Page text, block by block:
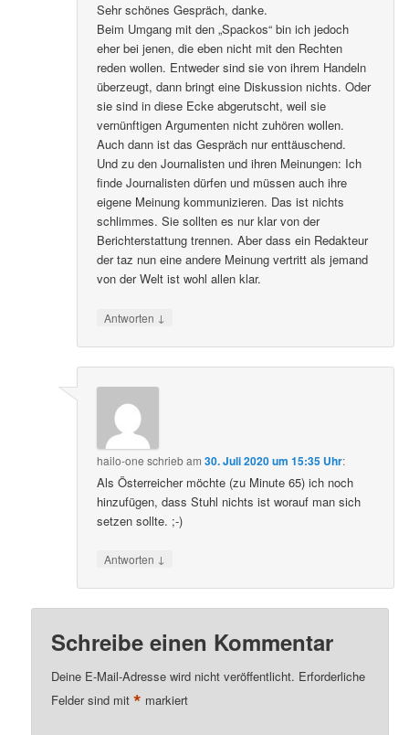
Sehr schönes Gespräch, danke.
Beim Umgang mit den „Spackos“ bin ich jedoch
eher bei jenen, die eben nicht mit den Rechten
reden wollen. Entweder sind sie von ihrem Handeln
überzeugt, dann bringt eine Diskussion nichts. Oder
sie sind in diese Ecke abgerutscht, weil sie
vernünftigen Argumenten nicht zuhören wollen.
Auch dann ist das Gespräch nur enttäuschend.
Und zu den Journalisten und ihren Meinungen: Ich
finde Journalisten dürfen und müssen auch ihre
eigene Meinung kommunizieren. Das ist nichts
schlimmes. Sie sollten es nur klar von der
Berichterstattung trennen. Aber dass ein Redakteur
der taz nun eine andere Meinung vertritt als jemand
von der Welt ist wohl allen klar.
Antworten ↓
hailo-one schriebam30. Juli 2020 um 15:35 Uhr:
Als Österreicher möchte (zu Minute 65) ich noch
hinzufügen, dass Stuhl nichts ist worauf man sich
setzen sollte. ;-)
Antworten ↓
Schreibe einen Kommentar
Deine E-Mail-Adresse wird nicht veröffentlicht. Erforderliche
Felder sind mit* markiert